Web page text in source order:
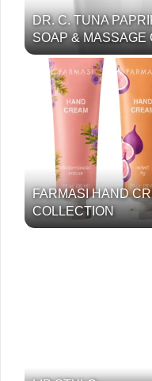
DR. C. TUNA
SOAP & MASSAGE
FARMASI HAND
COLLECTION